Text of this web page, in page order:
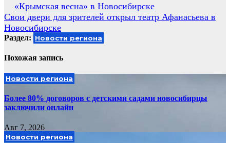
Навигация
по
записям
«Крымская весна» в Новосибирске
Свои двери для зрителей открыл театр Афанасьева в
Новосибирске
Раздел: Новости региона
Похожая запись
Новости региона
Более 80% договоров с детскими садами новосибирцы
заключили онлайн
Авг 7, 2026
Новости региона